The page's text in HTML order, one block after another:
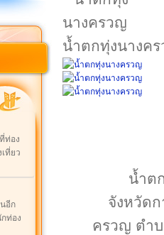
ท่อง
ที่ยว
อีก
ท่อง
น้ำตกทุ่งนางค
น้ำต
จังหวัด
ครวญ ตำ